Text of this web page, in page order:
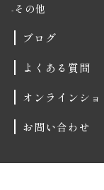
その他
ブログ
よくある質問
オンラインシ
お問い合わせ